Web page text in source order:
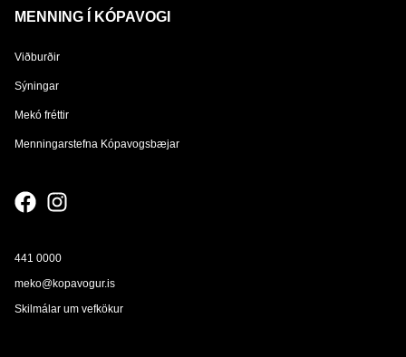
MENNING Í KÓPAVOGI
Viðburðir
Sýningar
Mekó fréttir
Menningarstefna Kópavogsbæjar
441 0000
meko@kopavogur.is
Skilmálar um vefkökur